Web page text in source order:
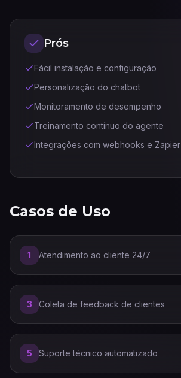
Prós
Fácil instalação e configuração
Personalização do chatbot
Monitoramento de desempenho
Treinamento contínuo do agente
Integrações com webhooks e Zapier
Casos de Uso
1 Atendimento ao cliente 24/7
3 Coleta de feedback de clientes
5 Suporte técnico automatizado